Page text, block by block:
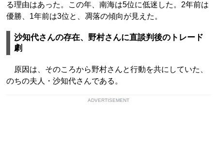
る理由はあった。この年、南海は5位に低迷した。2年前は
優勝、1年前は3位と、凋落の傾向が見えた。
沙知代さんの存在、野村さんに直談判後のトレード
劇
原因は、そのころから野村さんと行動を共にしていた、
のちの夫人・沙知代さんである。
ADVERTISEMENT